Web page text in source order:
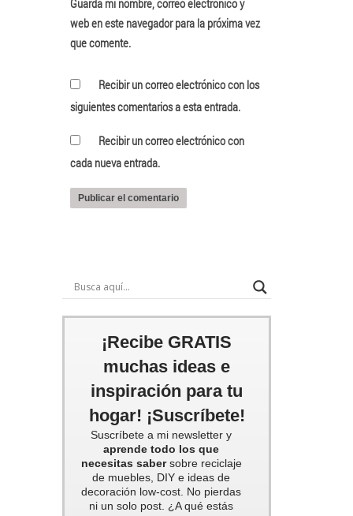
Guarda mi nombre, correo electrónico y
web en este navegador para la próxima vez
que comente.
Recibir un correo electrónico con los
siguientes comentarios a esta entrada.
Recibir un correo electrónico con
cada nueva entrada.
¡Recibe GRATIS
muchas ideas e
inspiración para tu
hogar! ¡Suscríbete!
Suscríbete a mi newsletter y
aprende todo los que
necesitas sabersobre reciclaje
de muebles, DIY e ideas de
decoración low-cost. No pierdas
ni un solo post. ¿A qué estás